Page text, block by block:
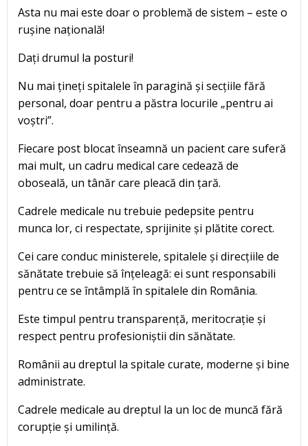
Asta nu mai este doar o problemă de sistem – este o
rușine națională!
Dați drumul la posturi!
Nu mai țineți spitalele în paragină și secțiile fără
personal, doar pentru a păstra locurile „pentru ai
voștri”.
Fiecare post blocat înseamnă un pacient care suferă
mai mult, un cadru medical care cedează de
oboseală, un tânăr care pleacă din țară.
Cadrele medicale nu trebuie pedepsite pentru
munca lor, ci respectate, sprijinite și plătite corect.
Cei care conduc ministerele, spitalele și direcțiile de
sănătate trebuie să înțeleagă: ei sunt responsabili
pentru ce se întâmplă în spitalele din România.
Este timpul pentru transparență, meritocrație și
respect pentru profesioniștii din sănătate.
Românii au dreptul la spitale curate, moderne și bine
administrate.
Cadrele medicale au dreptul la un loc de muncă fără
corupție și umilință.